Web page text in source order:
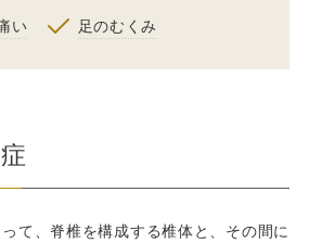
い 足のむくみ
て、脊椎を構成する椎体と、その間に